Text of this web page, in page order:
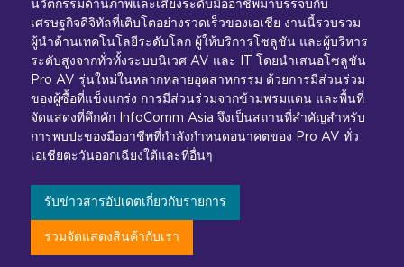
นวัตกรรมด้านภาพและเสียงระดับมืออาชีพมาบรรจบกับ
เศรษฐกิจดิจิทัลที่เติบโตอย่างรวดเร็วของเอเชีย งานนี้รวบรวม
ผู้นำด้านเทคโนโลยีระดับโลก ผู้ให้บริการโซลูชัน และผู้บริหาร
ระดับสูงจากทั่วทั้งระบบนิเวศ AV และ IT โดยนำเสนอโซลูชัน
Pro AV รุ่นใหม่ในหลากหลายอุตสาหกรรม ด้วยการมีส่วนร่วม
ของผู้ซื้อที่แข็งแกร่ง การมีส่วนร่วมจากข้ามพรมแดน และพื้นที่
จัดแสดงที่คึกคัก InfoComm Asia จึงเป็นสถานที่สำคัญสำหรับ
การพบปะของมืออาชีพที่กำลังกำหนดอนาคตของ Pro AV ทั่ว
เอเชียตะวันออกเฉียงใต้และที่อื่นๆ
รับข่าวสารอัปเดตเกี่ยวกับรายการ
ร่วมจัดแสดงสินค้ากับเรา